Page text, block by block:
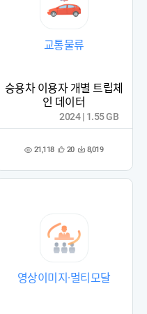
교통물류
승용차 이용자 개별 트립체
인 데이터
조 21,118 관
록
20 다 8,019
2024 | 1.55 GB
영상이미지·멀티모달